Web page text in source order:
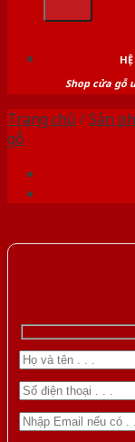
Shop cửa gỗ
Trang chủ /Sản
gỗ